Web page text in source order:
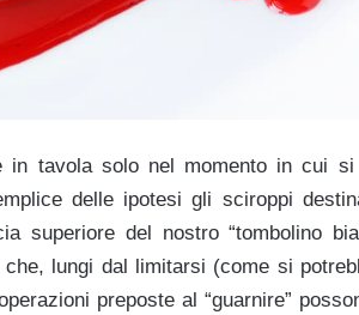
in tavola solo nel momento in cui si
delle ipotesi gli sciroppi
superiore del nostro “tombolino
lungi dal limitarsi (come si
preposte al “guarnire”